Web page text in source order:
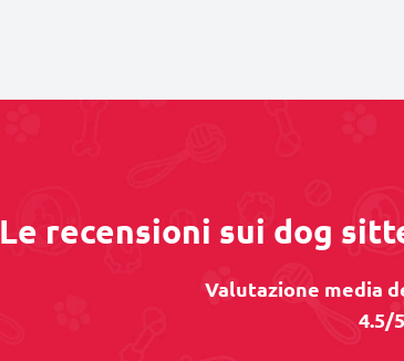
Le recensioni sui dog
Valutazione media
4.5/